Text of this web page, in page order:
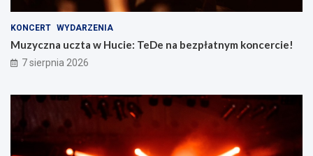
KONCERT WYDARZENIA
Muzyczna uczta w Hucie: TeDe na bezpłatnym koncercie!
7 sierpnia 2026